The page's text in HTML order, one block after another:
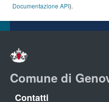
Documentazione API).
Comune di
Contatti